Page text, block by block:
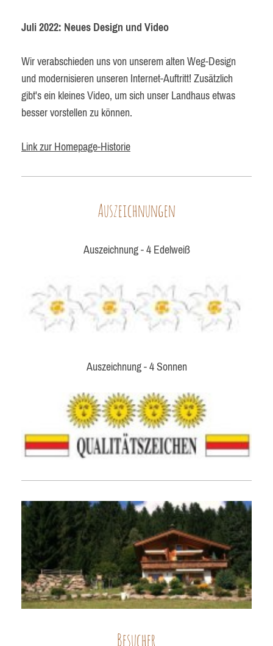
Juli 2022: Neues Design und Video
Wir verabschieden uns von unserem alten Weg-Design
und modernisieren unseren Internet-Auftritt! Zusätzlich
gibt's ein kleines Video, um sich unser Landhaus etwas
besser vorstellen zu können.
Link zur Homepage-Historie
Auszeichnungen
Auszeichnung - 4 Edelweiß
Auszeichnung - 4 Sonnen
Besucher